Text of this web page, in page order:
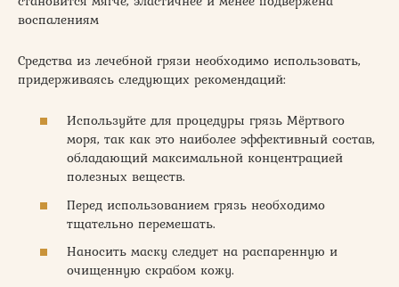
воспалениям
Средства из лечебной грязи необходимо использовать,
придерживаясь следующих рекомендаций:
Используйте для процедуры грязь Мёртвого
моря, так как это наиболее эффективный состав,
обладающий максимальной концентрацией
полезных веществ.
Перед использованием грязь необходимо
тщательно перемешать.
Наносить маску следует на распаренную и
очищенную скрабом кожу.